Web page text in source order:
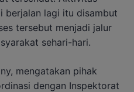
berjalan lagi itu disambut
tersebut menjadi jalur
sehari-hari.
mengatakan pihak
dengan Inspektorat